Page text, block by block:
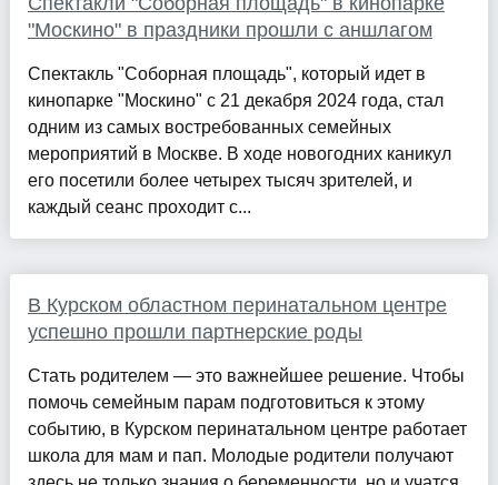
"Москино" в праздники прошли с аншлагом
Спектакль "Соборная площадь", который идет в
кинопарке "Москино" с 21 декабря 2024 года, стал
одним из самых востребованных семейных
мероприятий в Москве. В ходе новогодних каникул
его посетили более четырех тысяч зрителей, и
каждый сеанс проходит с...
В Курском областном перинатальном центре
успешно прошли партнерские роды
Стать родителем — это важнейшее решение. Чтобы
помочь семейным парам подготовиться к этому
событию, в Курском перинатальном центре работает
школа для мам и пап. Молодые родители получают